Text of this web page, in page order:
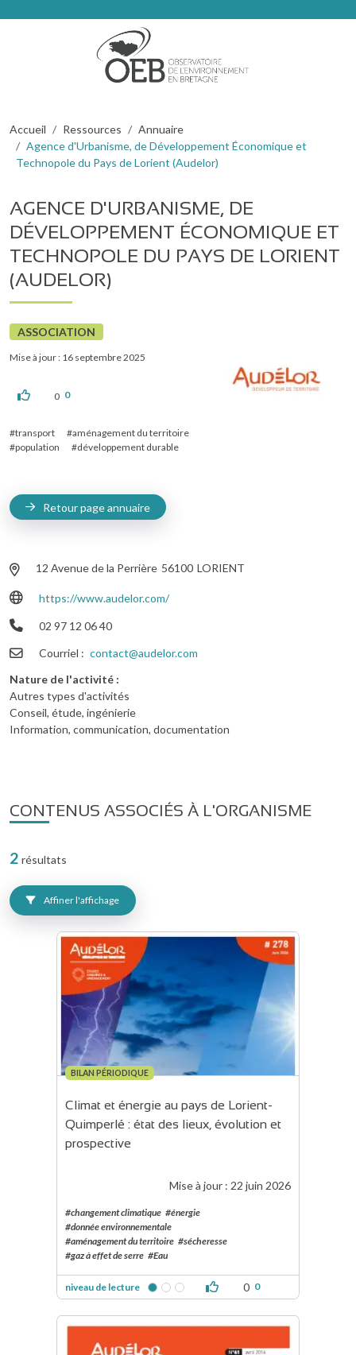
Fil d'Ariane
Accueil Ressources
Annuaire
Agence d'Urbanisme, de Développement Économique et
Technopole du Pays de Lorient (Audelor)
AGENCE D'URBANISME, DE
DÉVELOPPEMENT ÉCONOMIQUE ET
TECHNOPOLE DU PAYS DE LORIENT
(AUDELOR)
ASSOCIATION
Mise à jour : 16 septembre 2025
0 0
transport
aménagement du territoire
population
développement durable
Retour page annuaire
12 Avenue de la Perrière 56100 LORIENT
https://www.audelor.com/
02 97 12 06 40
Courriel
contact@audelor.com
Nature de l'activité
Autres types d'activités
Conseil, étude, ingénierie
Information, communication, documentation
CONTENUS ASSOCIÉS À L'ORGANISME
2 résultats
Affiner l'affichage
BILAN PÉRIODIQUE
Climat et énergie au pays de Lorient-
Quimperlé : état des lieux, évolution et
prospective
Mise à jour : 22 juin 2026
#changement climatique #énergie
#donnée environnementale
#aménagement du territoire #sécheresse
#gaz à effet de serre #Eau
niveau de lecture 0 0